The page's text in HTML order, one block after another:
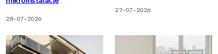
28-07-2026
27-07-2026